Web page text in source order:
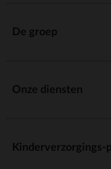
De groep
Onze diensten
Kinderverzorgings-